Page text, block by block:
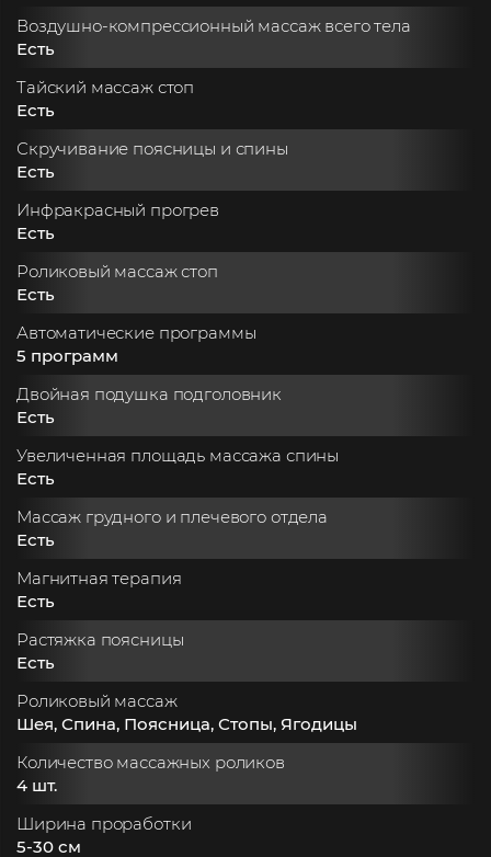
Воздушно-компрессионный массаж всего тела
Есть
Тайский массаж стоп
Есть
Скручивание поясницы и спины
Есть
Инфракрасный прогрев
Есть
Роликовый массаж стоп
Есть
Автоматические программы
5 программ
Двойная подушка подголовник
Есть
Увеличенная площадь массажа спины
Есть
Массаж грудного и плечевого отдела
Есть
Магнитная терапия
Есть
Растяжка поясницы
Есть
Роликовый массаж
Шея, Спина, Поясница, Стопы, Ягодицы
Количество массажных роликов
4 шт.
Ширина проработки
5-30 см